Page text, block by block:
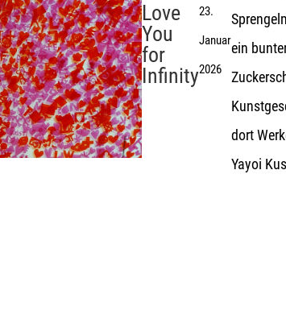
Love
You
for
Infinity
23.
Januar
2026
ein
dort
Yayoi